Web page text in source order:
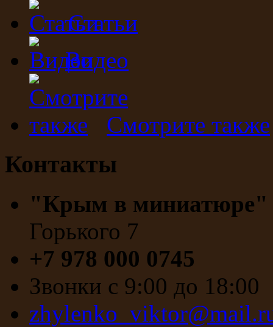
Статьи
Видео
Смотрите также
Контакты
"Крым в
Горького 7
+7 978 000 0745
Звонки с 9:00 до 18:00